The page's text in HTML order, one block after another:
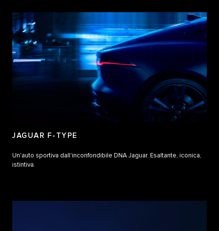
JAGUAR F-TYPE
Un'auto sportiva dall'inconfondibile DNA Jaguar. Esaltante, iconica,
istintiva.